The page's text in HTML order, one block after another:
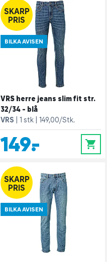
SKARP
PRIS
BILKA AVISEN
VRS herre jeans slim fit str.
32/34 - blå
VRS
1 stk 149,00/Stk.
149,- 0
SKARP
PRIS
BILKA AVISEN